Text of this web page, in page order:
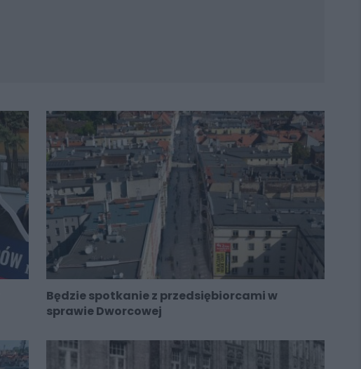
Będzie spotkanie z przedsiębiorcami w
sprawie Dworcowej